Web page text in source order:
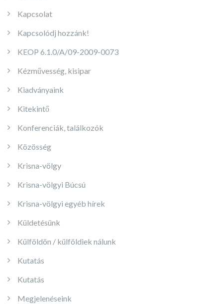
Kapcsolat
Kapcsolódj hozzánk!
KEOP 6.1.0/A/09-2009-0073
Kézművesség, kisipar
Kiadványaink
Kitekintő
Konferenciák, találkozók
Közösség
Krisna-völgy
Krisna-völgyi Búcsú
Krisna-völgyi egyéb hírek
Küldetésünk
Külföldön / külföldiek nálunk
Kutatás
Kutatás
Megjelenéseink